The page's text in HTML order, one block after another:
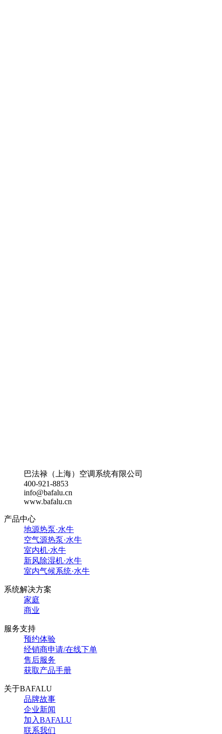
巴法禄（上海）空调系统有限公司
400-921-8853
info@bafalu.cn
www.bafalu.cn
产品中心
地源热泵·水牛
空气源热泵·水牛
室内机·水牛
新风除湿机·水牛
室内气候系统·水牛
系统解决方案
家庭
商业
服务支持
预约体验
经销商申请/在线下单
售后服务
获取产品手册
关于BAFALU
品牌故事
企业新闻
加入BAFALU
联系我们